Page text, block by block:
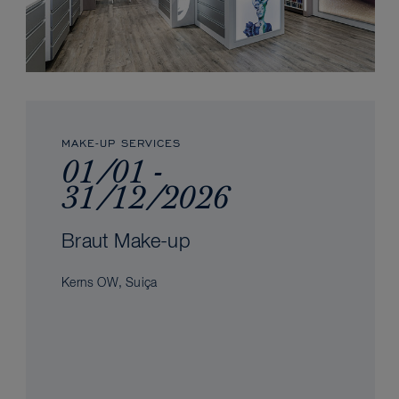
MAKE-UP SERVICES
01/01 -
31/12/2026
Braut Make-up
Kerns OW, Suiça